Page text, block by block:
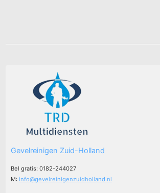
Gevelreinigen Zuid-Holland
Bel gratis: 0182-244027
M:info@gevelreinigenzuidholland.nl